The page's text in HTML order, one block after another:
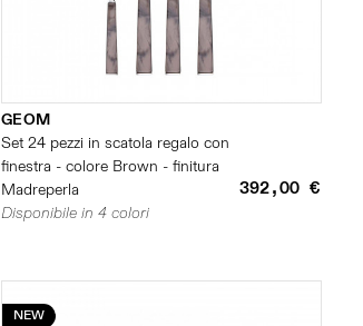
GEOM
Set 24 pezzi in scatola regalo con
finestra - colore Brown - finitura
Madreperla
392,00 €
Disponibile in 4 colori
NEW